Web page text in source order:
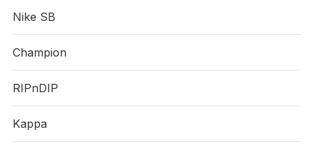
Nike SB
Champion
RIPnDIP
Kappa